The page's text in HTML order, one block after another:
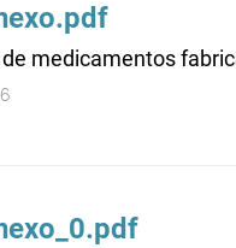
de medicamentos